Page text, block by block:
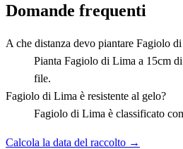
Domande frequenti
A che distanza devo piantare Fagiolo
Pianta Fagiolo di Lima a 15cm
file.
Fagiolo di Lima è resistente al gelo?
Fagiolo di Lima è classificato
Calcola la data del raccolto →